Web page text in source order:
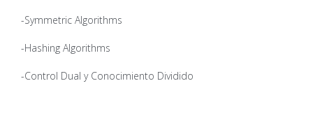
-Symmetric Algorithms
-Hashing Algorithms
-Control Dual y Conocimiento Dividido